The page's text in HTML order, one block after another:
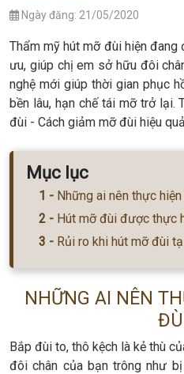
Ngày đăng: 21/05/2020
Thẩm mỹ hút mỡ đùi hiện
ưu, giúp chị em sở hữu đôi
nghệ mới giúp thời gian phục
bền lâu, hạn chế tái mỡ trở
đùi - Cách giảm mỡ đùi hiệu
Mục lục
Những ai nên thực
Hút mỡ đùi được thực
Rủi ro khi hút mỡ đùi
NHỮNG AI NÊN
Bắp đùi to, thô kệch là kẻ thù
đôi chân của bạn trông như